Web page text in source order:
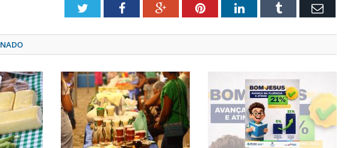
TwitterFacebookGoogle+PinterestLinkedInTumblr Email